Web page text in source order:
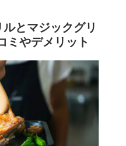
とマジックグリ
ミやデメリット